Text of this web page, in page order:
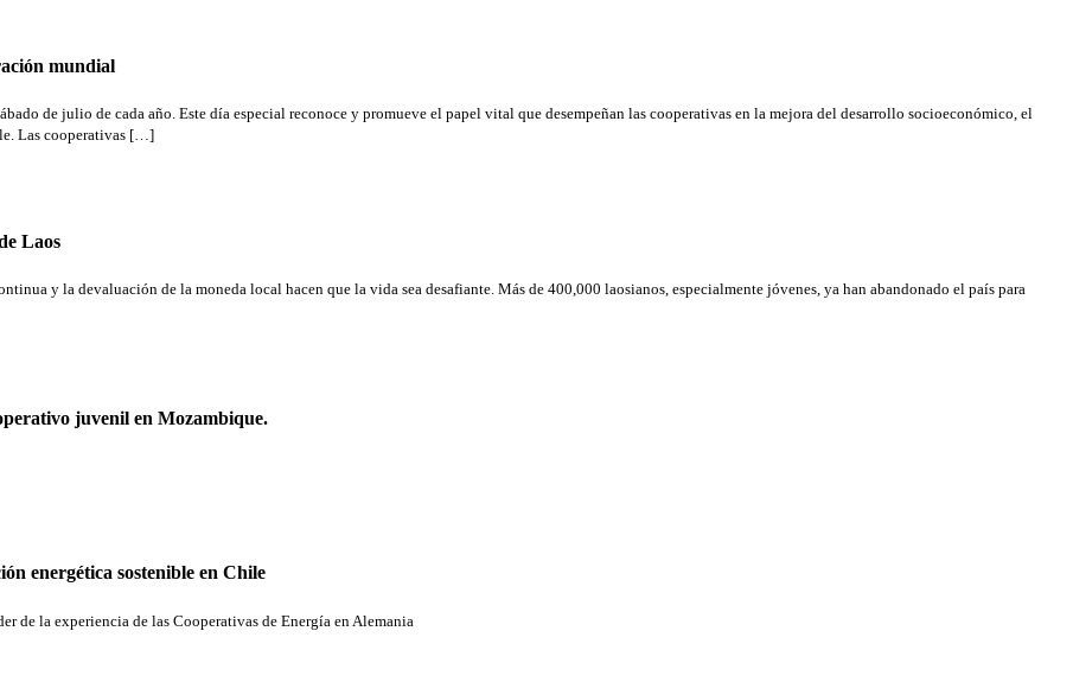
mundial
de julio de cada año. Este día especial reconoce y promueve el papel vital que desempeñan las cooperativas en la mejora del desarrollo socioeconómico, el
Las cooperativas […]
Laos
y la devaluación de la moneda local hacen que la vida sea desafiante. Más de 400,000 laosianos, especialmente jóvenes, ya han abandonado el país para
juvenil en Mozambique.
energética sostenible en Chile
de la experiencia de las Cooperativas de Energía en Alemania